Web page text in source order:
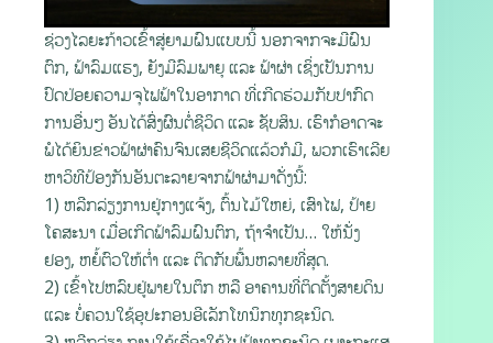
ຊ່ວງໄລຍະກ້າວເຂົ້າສູ່ຍາມຝົນແບບນີ້ ນອກຈາກຈະມີຝົນ
ຕົກ, ຟ້າລົມແຮງ, ຍັງມີລົມພາຍຸ ແລະ ຟ້າຜ່າ ເຊິ່ງເປັນການ
ປົດປ່ອຍຄວາມຈຸໄຟຟ້າໃນອາກາດ ທີ່ເກີດຮ່ວມກັບປາກົດ
ການອື່ນໆ ອັນໄດ້ສົ່ງຜົນຕໍ່ຊີວິດ ແລະ ຊັບສິນ. ເຮົາກໍອາດຈະ
ພໍໄດ້ຍິນຂ່າວຟ້າຜ່າຄົນຈົນເສຍຊີວິດແລ້ວກໍມີ, ພວກເຮົາເລີຍ
ຫາວິທີປ້ອງກັນອັນຕະລາຍຈາກຟ້າຜ່າມາດັ່ງນີ້:
1) ຫລີກລ່ຽງການຢູ່ກາງແຈ້ງ, ຕົ້ນໄມ້ໃຫຍ່, ເສົາໄຟ, ປ້າຍ
ໂຄສະນາ ເມື່ອເກີດຟ້າລົມຝົນຕົກ, ຖ້າຈໍາເປັນ… ໃຫ້ນັ່ງ
ຢອງ, ຫຍໍ້ຕົວໃຫ້ຕໍ່າ ແລະ ຕິດກັບພື້ນຫລາຍທີ່ສຸດ.
2) ເຂົ້າໄປຫລົບຢູ່ພາຍໃນຕຶກ ຫລື ອາຄານທີ່ຕິດຕັ້ງສາຍດິນ
ແລະ ບໍ່ຄວນໃຊ້ອຸປະກອນອີເລັກໂທນິກທຸກຊະນິດ.